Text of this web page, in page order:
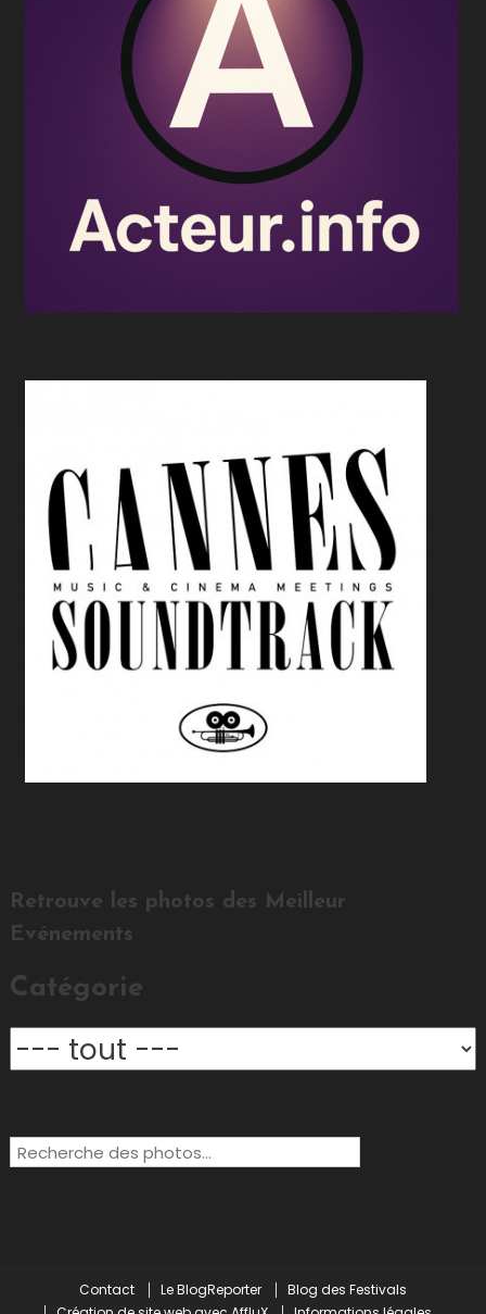
Retrouve les photos des Meilleur
Evénements
Catégorie
Rechercher:
Contact Le BlogReporter
Blog des Festivals